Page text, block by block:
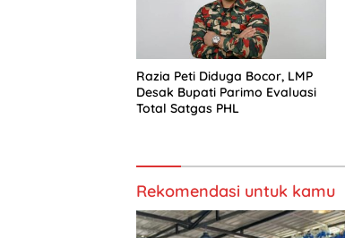
Razia Peti Diduga Bocor, LMP
Desak Bupati Parimo Evaluasi
Total Satgas PHL
Rekomendasi untuk kamu